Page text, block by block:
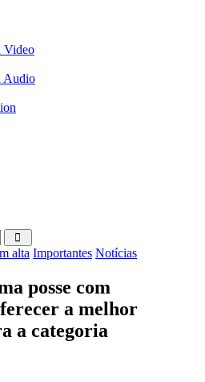
Video
Audio
alta Importantes Notícias
posse com
a melhor
a categoria